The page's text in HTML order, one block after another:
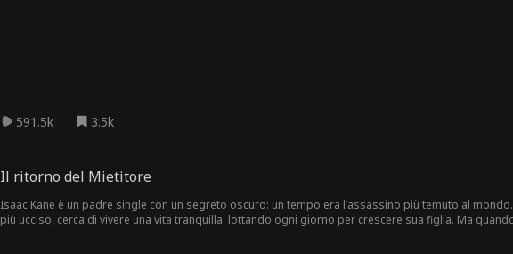
591.5k 3.5k
Il ritorno del Mietitore
Isaac Kane è un padre single con un segreto oscuro: un tempo era l’assassino più temuto al mondo. Dopo aver promesso alla moglie morente che non avrebbe mai
più ucciso, cerca di vivere una vita tranquilla, lottando ogni giorno per crescere sua figlia. Ma quando la bambina viene rapita dalla mafia russa, Isaac è costretto a